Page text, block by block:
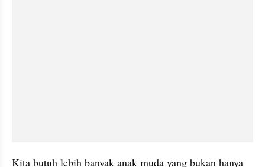
Kita butuh lebih banyak anak muda yang bukan hanya